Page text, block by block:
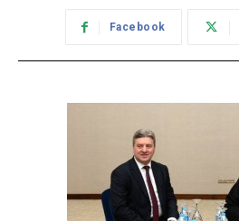
Facebook